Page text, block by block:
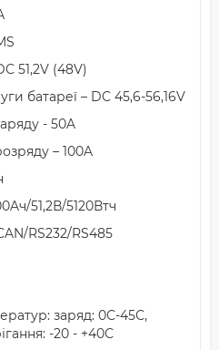
51,2V (48V)
батареї – DC 45,6-56,16V
- 50A
– 100A
51,2В/5120Втч
RS232/RS485
заряд: 0С-45С,
-20 - +40С